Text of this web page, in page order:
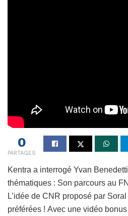
0
PARTAGES
Kentra a interrogé Yvan
thématiques : Son parcours au
L’idée de CNR proposé par
préférées ! Avec une vidéo